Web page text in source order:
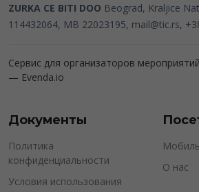
ZURKA CE BITI DOO Beograd, Kraljice
114432064, MB 22023195, mail@tic.rs,
Сервис для организаторов
— Evenda.io
Документы
Политика
конфиденциальности
Условия использования
О нас